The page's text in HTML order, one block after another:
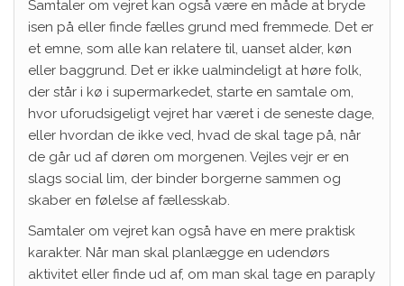
Samtaler om vejret kan også være en måde at bryde
isen på eller finde fælles grund med fremmede. Det er
et emne, som alle kan relatere til, uanset alder, køn
eller baggrund. Det er ikke ualmindeligt at høre folk,
der står i kø i supermarkedet, starte en samtale om,
hvor uforudsigeligt vejret har været i de seneste dage,
eller hvordan de ikke ved, hvad de skal tage på, når
de går ud af døren om morgenen. Vejles vejr er en
slags social lim, der binder borgerne sammen og
skaber en følelse af fællesskab.
Samtaler om vejret kan også have en mere praktisk
karakter. Når man skal planlægge en udendørs
aktivitet eller finde ud af, om man skal tage en paraply